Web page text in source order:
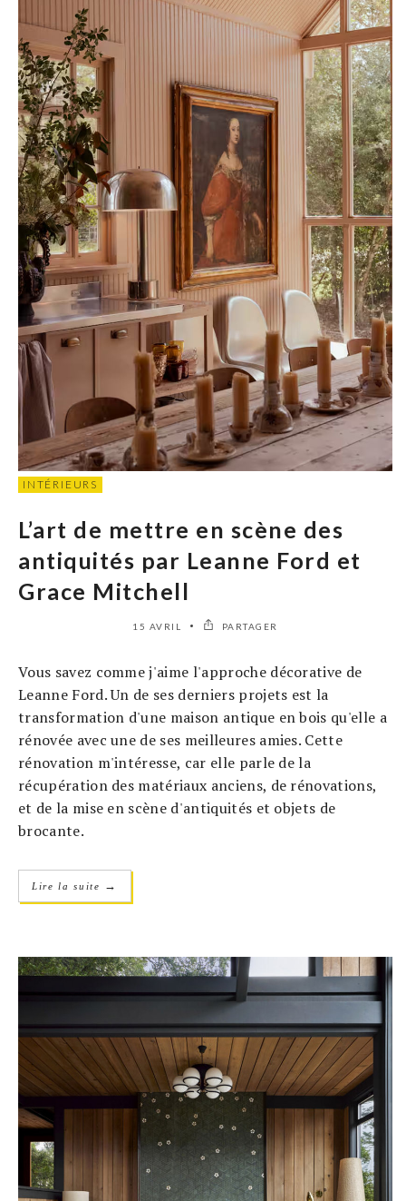
INTÉRIEURS
L’art de mettre en scène des
antiquités par Leanne Ford et
Grace Mitchell
15 AVRIL PARTAGER
Vous savez comme j'aime l'approche décorative de
Leanne Ford. Un de ses derniers projets est la
transformation d'une maison antique en bois qu'elle a
rénovée avec une de ses meilleures amies. Cette
rénovation m'intéresse, car elle parle de la
récupération des matériaux anciens, de rénovations,
et de la mise en scène d'antiquités et objets de
brocante.
Lire la suite →